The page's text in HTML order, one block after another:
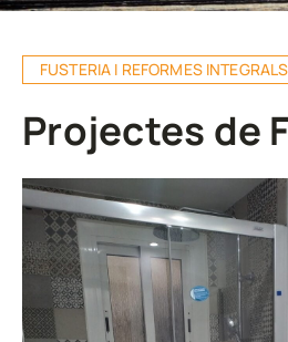
FUSTERIA I REFORMES INTEGRALS
Projectes de